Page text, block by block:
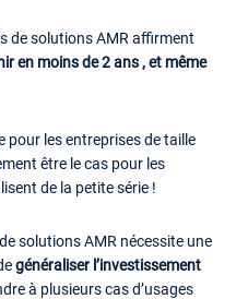
de solutions AMR affirment
en moins de 2 ans , et même
pour les entreprises de taille
être le cas pour les
de la petite série !
solutions AMR nécessite une
généraliser l’investissement
à plusieurs cas d’usages